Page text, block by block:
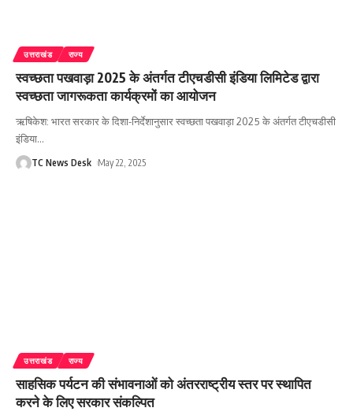
उत्तराखंड राज्य
स्वच्छता पखवाड़ा 2025 के अंतर्गत टीएचडीसी इंडिया लिमिटेड द्वारा
स्वच्छता जागरूकता कार्यक्रमों का आयोजन
ऋषिकेश: भारत सरकार के दिशा-निर्देशानुसार स्वच्छता पखवाड़ा 2025 के अंतर्गत टीएचडीसी
इंडिया…
TC News Desk May 22, 2025
उत्तराखंड राज्य
साहसिक पर्यटन की संभावनाओं को अंतरराष्ट्रीय स्तर पर स्थापित
करने के लिए सरकार संकल्पित